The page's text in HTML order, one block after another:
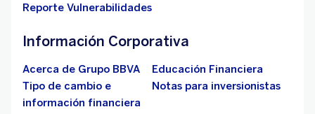
Reporte Vulnerabilidades
Información Corporativa
Acerca de Grupo BBVA
Educación Financiera
Tipo de cambio e
información financiera
Notas para inversionistas